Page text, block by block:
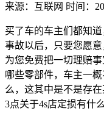
来源：互联网 时间：
买了车的车主们都知
事故以后，只要您愿
为您免费把一切理赔
哪些零部件，车主一
么，这其中是不是存
3点关于4s店定损有什